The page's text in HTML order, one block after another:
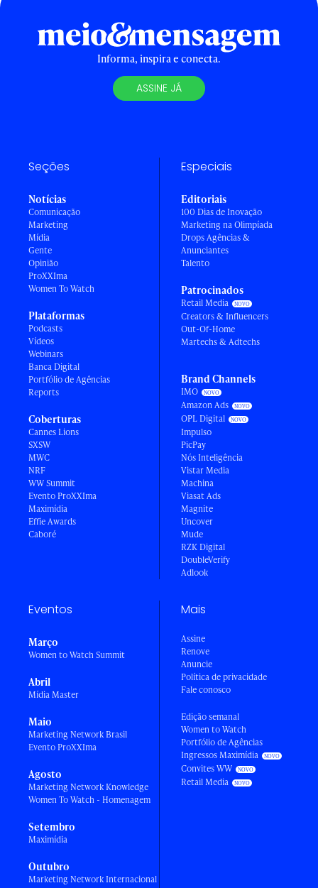
Informa, inspira e conecta.
ASSINE JÁ
Seções
Notícias
Comunicação
Marketing
Mídia
Gente
Opinião
ProXXIma
Women To Watch
Plataformas
Podcasts
Vídeos
Webinars
Banca Digital
Portfólio de Agências
Reports
Coberturas
Cannes Lions
SXSW
MWC
NRF
WW Summit
Evento ProXXIma
Maximídia
Effie Awards
Caboré
Especiais
Editoriais
100 Dias de Inovação
Marketing na Olimpíada
Drops Agências &
Anunciantes
Talento
Patrocinados
Retail Media
Creators & Influencers
Out-Of-Home
Martechs & Adtechs
Brand Channels
IMO
Amazon Ads
OPL Digital
Impulso
PicPay
Nós Inteligência
Vistar Media
Machina
Viasat Ads
Magnite
Uncover
Mude
RZK Digital
DoubleVerify
Adlook
Eventos
Março
Women to Watch Summit
Abril
Mídia Master
Maio
Marketing Network Brasil
Evento ProXXIma
Agosto
Marketing Network Knowledge
Women To Watch - Homenagem
Setembro
Maximídia
Outubro
Marketing Network Internacional
Mais
Assine
Renove
Anuncie
Política de privacidade
Fale conosco
Edição semanal
Women to Watch
Portfólio de Agências
Ingressos Maximídia
Convites WW
Retail Media